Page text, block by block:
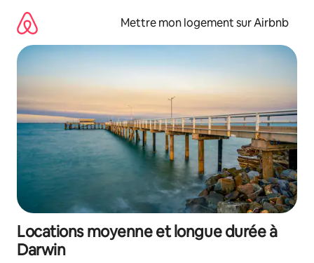
directement
contenu
Mettre mon logement sur Airbnb
Locations moyenne et longue durée à
Darwin